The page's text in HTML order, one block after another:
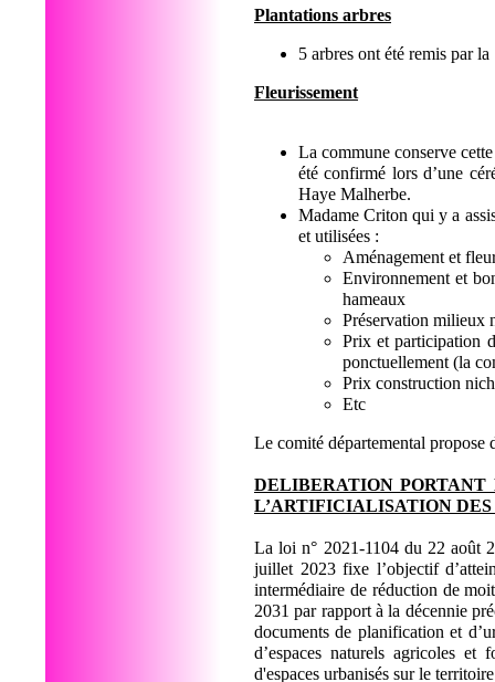
Plantations arbres
5 arbres ont été remis par
Fleurissement
La commune conserve
été confirmé lors d’une
Haye Malherbe.
Madame Criton qui y a
et utilisées :
Aménagement et
Environnement et
hameaux
Préservation milieux
Prix et participation
ponctuellement (la
Prix construction
Etc
Le comité départemental propose
DELIBERATION
L’ARTIFICIALISATION DES
La loi n° 2021-1104 du 22 août
juillet 2023 fixe l’objectif
intermédiaire de réduction de
2031 par rapport à la décennie
documents de planification et
d’espaces naturels agricoles
d'espaces urbanisés sur le